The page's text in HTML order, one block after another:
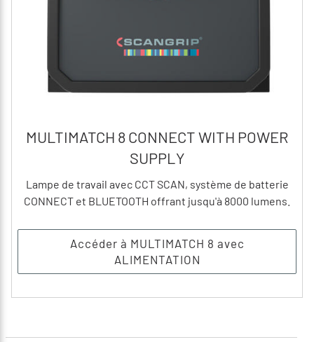
MULTIMATCH 8 CONNECT WITH POWER
SUPPLY
Lampe de travail avec CCT SCAN, système de batterie
CONNECT et BLUETOOTH offrant jusqu'à 8000 lumens.
Accéder à MULTIMATCH 8 avec
ALIMENTATION